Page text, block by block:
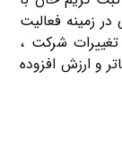
زمینه فعالیت
شرکت ،
و ارزش افزوده